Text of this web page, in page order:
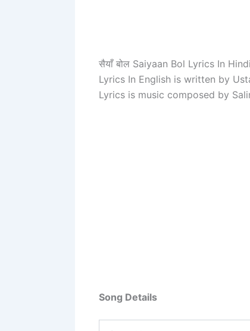
सैयाँ बोल Saiyaan Bol Lyrics In
Lyrics In English is written by
Lyrics is music composed by
Song Details